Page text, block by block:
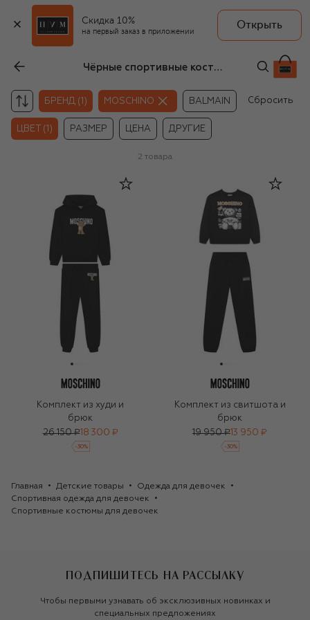
Скидка 10%
на первый заказ в приложении
Открыть
Чёрные спортивные костюмы для девочек Moschino
БРЕНД (1) MOSCHINO BALMAIN Сбросить
ЦВЕТ (1) РАЗМЕР ЦЕНА ДРУГИЕ
2 товара
Комплект из худи и
брюк
26 150 ₽18 300 ₽
-30%
Комплект из свитшота и
брюк
19 950 ₽ 13 950 ₽
-30%
Главная Детские товары
Одежда для девочек
Спортивная одежда для девочек
Спортивные костюмы для девочек
ПОДПИШИТЕСЬ НА РАССЫЛКУ
Чтобы первыми узнавать об эксклюзивных новинках и
специальных предложениях